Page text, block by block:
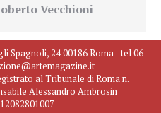
Vecchioni
Spagnoli, 24 00186 Roma - tel 06
al Tribunale di Roma n.
Alessandro Ambrosin